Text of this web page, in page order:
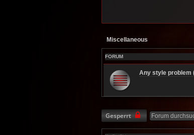
Miscellaneous
FORUM
Any style problem
Gesperrt